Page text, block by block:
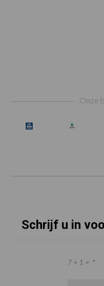
Onze
Schrijf u in
7 + 1 = *